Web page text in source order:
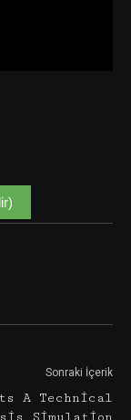
Sonraki İçerik
A Technical